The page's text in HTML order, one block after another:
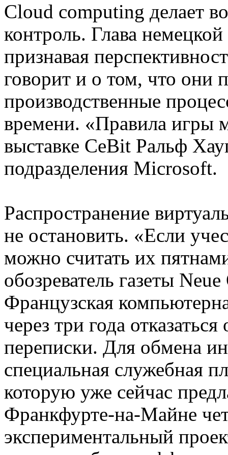
Cloud computing делает
контроль. Глава
признавая
говорит и о том, что они
производственные
времени. «Правила игры
выставке CeBit Ральф
подразделения Microsoft.
Распространение
не остановить. «Если
можно считать их
обозреватель газеты
Французская
через три года
переписки. Для обмена
специальная служебная
которую уже сейчас
Франкфурте-на-Майне
экспериментальный